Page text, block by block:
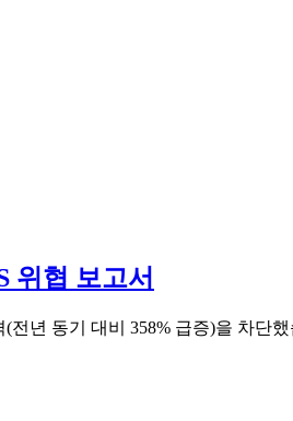
위협 보고서
전년 동기 대비 358% 급증)을 차단